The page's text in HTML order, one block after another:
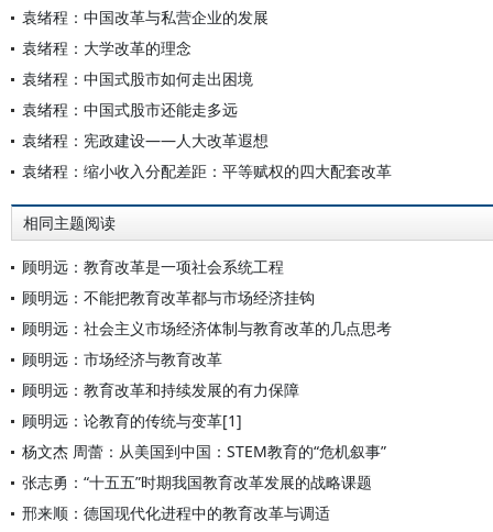
袁绪程：中国改革与私营企业的发展
袁绪程：大学改革的理念
袁绪程：中国式股市如何走出困境
袁绪程：中国式股市还能走多远
袁绪程：宪政建设——人大改革遐想
袁绪程：缩小收入分配差距：平等赋权的四大配套改革
相同主题阅读
顾明远：教育改革是一项社会系统工程
顾明远：不能把教育改革都与市场经济挂钩
顾明远：社会主义市场经济体制与教育改革的几点思考
顾明远：市场经济与教育改革
顾明远：教育改革和持续发展的有力保障
顾明远：论教育的传统与变革[1]
杨文杰 周蕾：从美国到中国：STEM教育的“危机叙事”
张志勇：“十五五”时期我国教育改革发展的战略课题
邢来顺：德国现代化进程中的教育改革与调适